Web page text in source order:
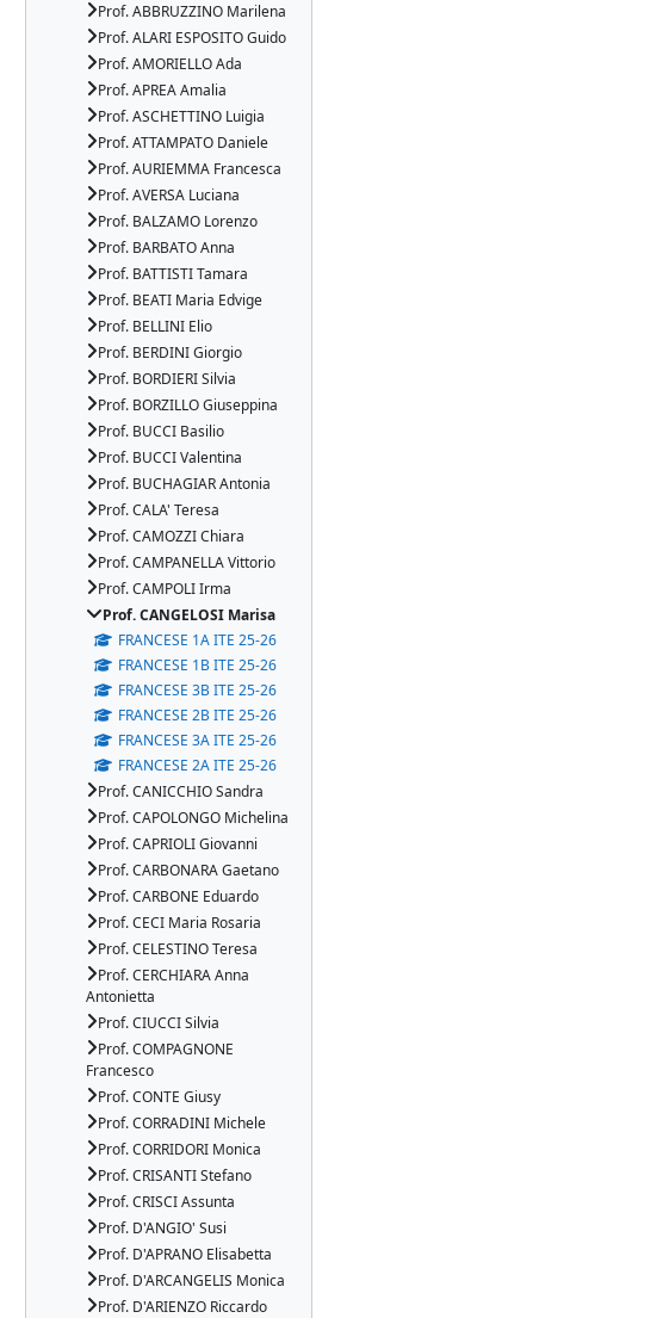
Prof. ABBRUZZINO Marilena
Prof. ALARI ESPOSITO Guido
Prof. AMORIELLO Ada
Prof. APREA Amalia
Prof. ASCHETTINO Luigia
Prof. ATTAMPATO Daniele
Prof. AURIEMMA Francesca
Prof. AVERSA Luciana
Prof. BALZAMO Lorenzo
Prof. BARBATO Anna
Prof. BATTISTI Tamara
Prof. BEATI Maria Edvige
Prof. BELLINI Elio
Prof. BERDINI Giorgio
Prof. BORDIERI Silvia
Prof. BORZILLO Giuseppina
Prof. BUCCI Basilio
Prof. BUCCI Valentina
Prof. BUCHAGIAR Antonia
Prof. CALA' Teresa
Prof. CAMOZZI Chiara
Prof. CAMPANELLA Vittorio
Prof. CAMPOLI Irma
Prof. CANGELOSI Marisa
FRANCESE 1A ITE 25-26
FRANCESE 1B ITE 25-26
FRANCESE 3B ITE 25-26
FRANCESE 2B ITE 25-26
FRANCESE 3A ITE 25-26
FRANCESE 2A ITE 25-26
Prof. CANICCHIO Sandra
Prof. CAPOLONGO Michelina
Prof. CAPRIOLI Giovanni
Prof. CARBONARA Gaetano
Prof. CARBONE Eduardo
Prof. CECI Maria Rosaria
Prof. CELESTINO Teresa
Prof. CERCHIARA Anna
Antonietta
Prof. CIUCCI Silvia
Prof. COMPAGNONE
Francesco
Prof. CONTE Giusy
Prof. CORRADINI Michele
Prof. CORRIDORI Monica
Prof. CRISANTI Stefano
Prof. CRISCI Assunta
Prof. D'ANGIO' Susi
Prof. D'APRANO Elisabetta
Prof. D'ARCANGELIS Monica
Prof. D'ARIENZO Riccardo